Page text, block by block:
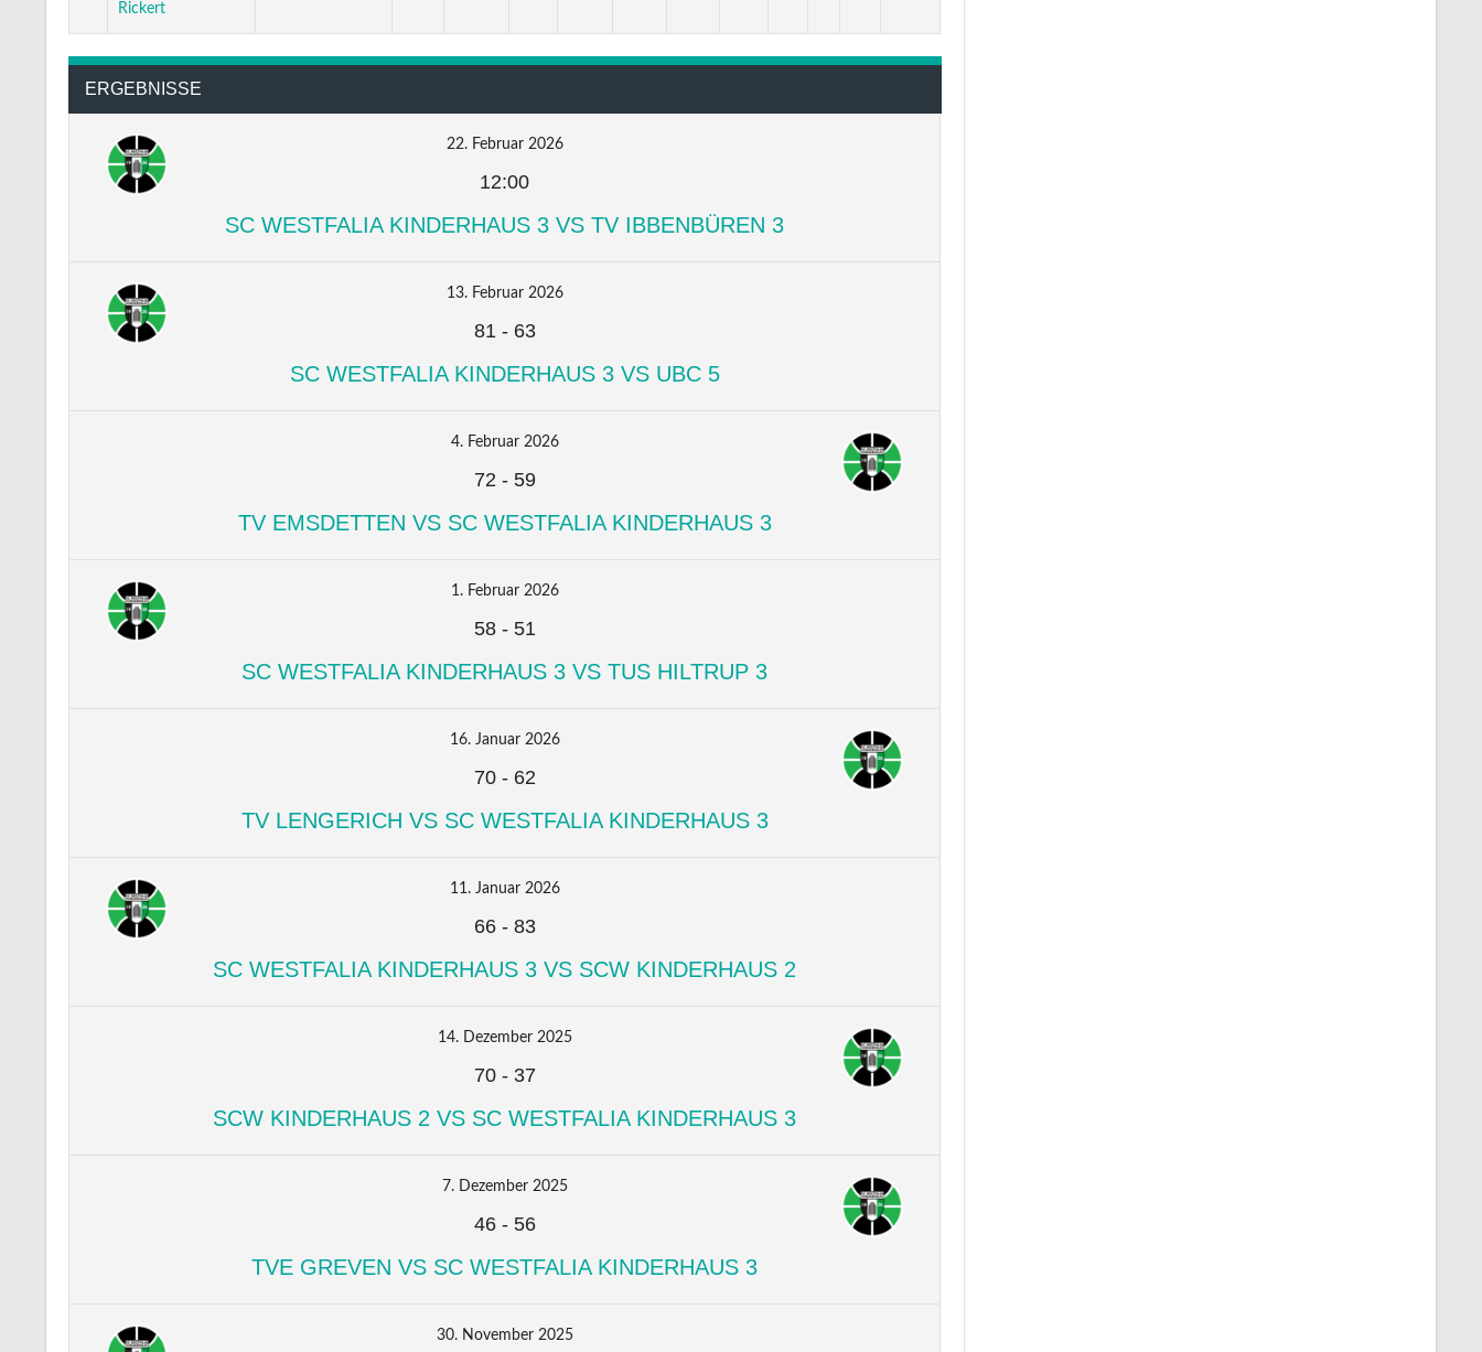
Rickert
ERGEBNISSE
22. Februar 2026
12:00
SC WESTFALIA KINDERHAUS 3 VS TV IBBENBÜREN 3
13. Februar 2026
81- 63
SC WESTFALIA KINDERHAUS 3 VS UBC 5
4. Februar 2026
72- 59
TV EMSDETTEN VS SC WESTFALIA KINDERHAUS 3
1. Februar 2026
58- 51
SC WESTFALIA KINDERHAUS 3 VS TUS HILTRUP 3
16. Januar 2026
70- 62
TV LENGERICH VS SC WESTFALIA KINDERHAUS 3
11. Januar 2026
66- 83
SC WESTFALIA KINDERHAUS 3 VS SCW KINDERHAUS 2
14. Dezember 2025
70- 37
SCW KINDERHAUS 2 VS SC WESTFALIA KINDERHAUS 3
7. Dezember 2025
46- 56
TVE GREVEN VS SC WESTFALIA KINDERHAUS 3
30. November 2025